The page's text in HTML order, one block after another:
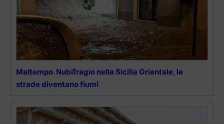
Maltempo. Nubifragio nella Sicilia Orientale, le
strade diventano fiumi